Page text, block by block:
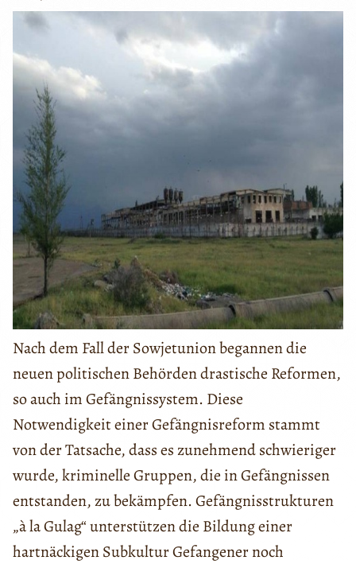
Nach dem Fall der Sowjetunion begannen die
neuen politischen Behörden drastische Reformen,
so auch im Gefängnissystem. Diese
Notwendigkeit einer Gefängnisreform stammt
von der Tatsache, dass es zunehmend schwieriger
wurde, kriminelle Gruppen, die in Gefängnissen
entstanden, zu bekämpfen. Gefängnisstrukturen
„à la Gulag“ unterstützen die Bildung einer
hartnäckigen Subkultur Gefangener noch